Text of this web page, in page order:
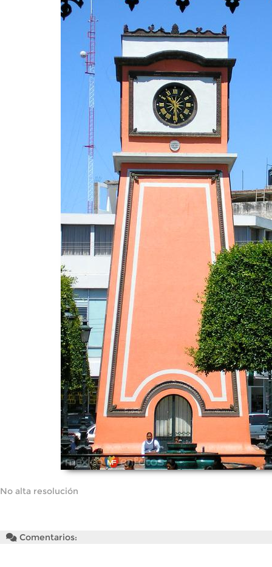
No alta resolución
Comentarios: